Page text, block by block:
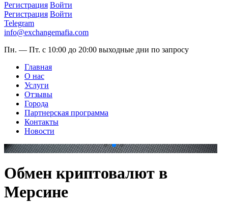
Регистрация Войти
Регистрация Войти
Telegram
info@exchangemafia.com
Пн. — Пт. с 10:00 до 20:00 выходные дни по запросу
Главная
О нас
Услуги
Отзывы
Города
Партнерская программа
Контакты
Новости
. .
Обмен криптовалют в
Мерсине